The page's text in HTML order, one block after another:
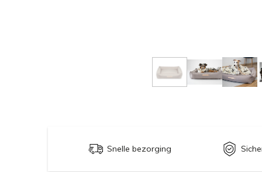
Snelle bezorging